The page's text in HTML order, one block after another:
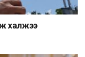
халжээ